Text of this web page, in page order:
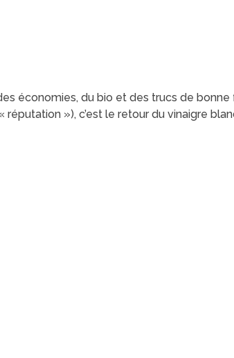
économies, du bio et des trucs de
réputation »), c’est le retour du vinaigre